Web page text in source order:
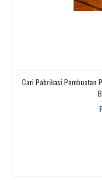
Cari Pabrikasi Pembuatan